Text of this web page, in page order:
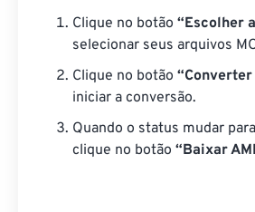
Clique no botão “Escolher
selecionar seus arquivos
Clique no botão “Converter
iniciar a conversão.
Quando o status mudar
clique no botão “Baixar